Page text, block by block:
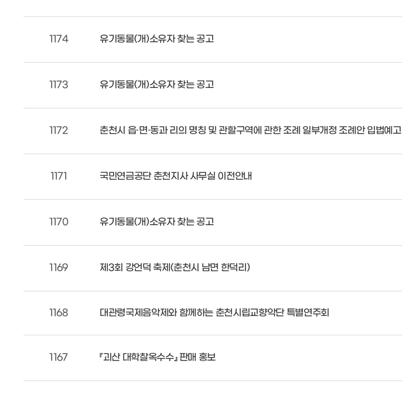
1174 유기동물(개)소유자 찾는 공고
1173 유기동물(개)소유자 찾는 공고
1172 춘천시 읍·면·동과 리의 명칭 및 관할구역에 관한 조례 일부개정 조례안 입법예고
1171 국민연금공단 춘천지사 사무실 이전안내
1170 유기동물(개)소유자 찾는 공고
1169 제3회 강언덕 축제(춘천시 남면 한덕리)
1168 대관령국제음악제와 함께하는 춘천시립교향악단 특별연주회
1167 『괴산 대학찰옥수수』 판매 홍보